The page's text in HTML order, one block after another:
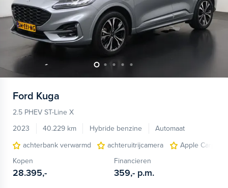
Ford Kuga
2.5 PHEV ST-Line X
2023
40.229 km Hybride benzine
Automaat
achterbank verwarmd
achteruitrijcamera
Apple
Kopen
28.395,-
Financieren
359,- p.m.